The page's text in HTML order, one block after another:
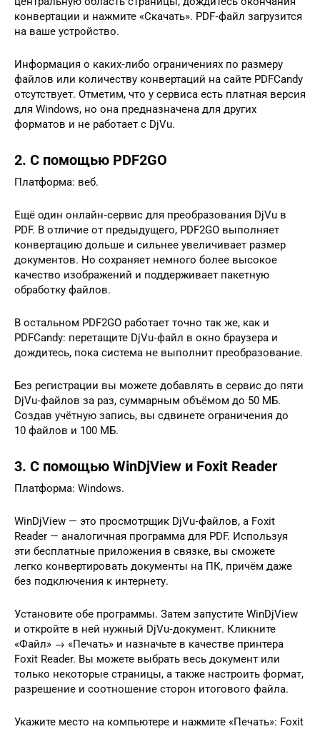
конвертации и нажмите «Скачать». PDF‑файл загрузится
на ваше устройство.
Информация о каких‑либо ограничениях по размеру
файлов или количеству конвертаций на сайте PDFCandy
отсутствует. Отметим, что у сервиса есть платная версия
для Windows, но она предназначена для других
форматов и не работает с DjVu.
2. С помощью PDF2GO
Платформа: веб.
Ещё один онлайн‑сервис для преобразования DjVu в
PDF. В отличие от предыдущего, PDF2GO выполняет
конвертацию дольше и сильнее увеличивает размер
документов. Но сохраняет немного более высокое
качество изображений и поддерживает пакетную
обработку файлов.
В остальном PDF2GO работает точно так же, как и
PDFCandy: перетащите DjVu‑файл в окно браузера и
дождитесь, пока система не выполнит преобразование.
Без регистрации вы можете добавлять в сервис до пяти
DjVu‑файлов за раз, суммарным объёмом до 50 МБ.
Создав учётную запись, вы сдвинете ограничения до
10 файлов и 100 МБ.
3. С помощью WinDjView и Foxit Reader
Платформа: Windows.
WinDjView — это просмотрщик DjVu‑файлов, а Foxit
Reader — аналогичная программа для PDF. Используя
эти бесплатные приложения в связке, вы сможете
легко конвертировать документы на ПК, причём даже
без подключения к интернету.
Установите обе программы. Затем запустите WinDjView
и откройте в ней нужный DjVu‑документ. Кликните
«Файл» → «Печать» и назначьте в качестве принтера
Foxit Reader. Вы можете выбрать весь документ или
только некоторые страницы, а также настроить формат,
разрешение и соотношение сторон итогового файла.
Укажите место на компьютере и нажмите «Печать»: Foxit